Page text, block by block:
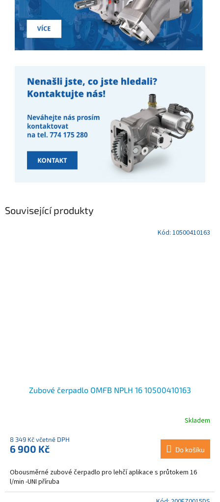
Související produkty
Zubové čerpadlo OMFB NPLH 16 10500410163
Skladem
8 349 Kč včetně DPH
6 900 Kč Do košíku
Obousměrné zubové čerpadlo pro lehčí aplikace s průtokem 16
l/min -UNI příruba
Kód: 10500410163